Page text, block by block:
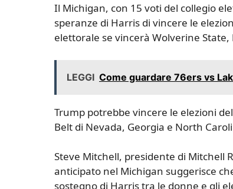
Il Michigan, con 15 voti del collegio
speranze di Harris di vincere le
elettorale se vincerà Wolverine
LEGGI Come guardare 76ers vs
Trump potrebbe vincere le elezioni
Belt di Nevada, Georgia e North
Steve Mitchell, presidente di Mitchell
anticipato nel Michigan suggerisce
sostegno di Harris tra le donne e gli